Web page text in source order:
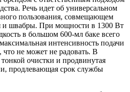
Речь идет об универсальном
пользования, совмещающем
и швабры. При мощности в 1300 Вт
в большом 600-мл баке всего
интенсивность подачи
не может не радовать. В
очистки и продвинутая
продлевающая срок службы